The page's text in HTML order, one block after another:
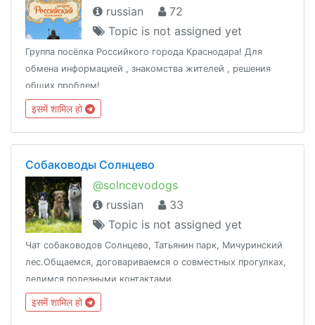
russian
72
Topic is not assigned yet
Группа посёлка Российкого города Краснодара! Для
обмена информацией , знакомства жителей , решения
общих проблем!
इसमें शामिल हो
Собаководы Солнцево
@solncevodogs
russian
33
Topic is not assigned yet
Чат собаководов Солнцево, Татьянин парк, Мичуринский
лес.Общаемся, договариваемся о совместных прогулках,
делимся полезными контактами.
इसमें शामिल हो